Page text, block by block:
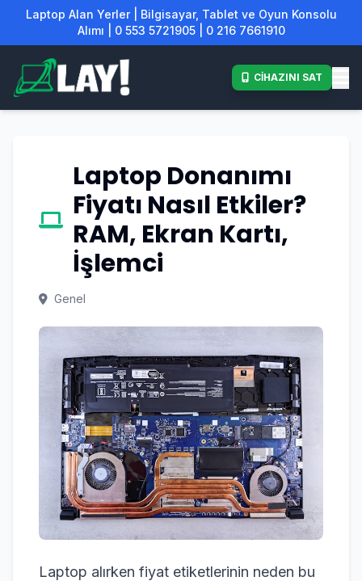
Laptop Alan Yerler | Bilgisayar, Tablet ve Oyun Konsolu
Alımı | 0 553 5721905 | 0 216 7661910
CİHAZINI SAT
Laptop Donanımı
Fiyatı Nasıl Etkiler?
RAM, Ekran Kartı,
İşlemci
Genel
Laptop alırken fiyat etiketlerinin neden bu